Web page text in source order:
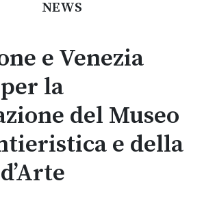
NEWS
e Venezia
la
del Museo
e della